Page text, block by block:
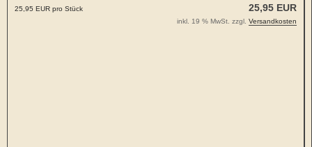
25,95 EUR
25,95 EUR pro Stück
inkl. 19 % MwSt. zzgl. Versandkosten